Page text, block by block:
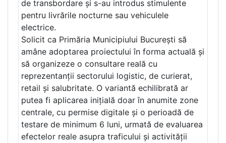
de transbordare și s-au introdus stimulente
pentru livrările nocturne sau vehiculele
electrice.
Solicit ca Primăria Municipiului București să
amâne adoptarea proiectului în forma actuală și
să organizeze o consultare reală cu
reprezentanții sectorului logistic, de curierat,
retail și salubritate. O variantă echilibrată ar
putea fi aplicarea inițială doar în anumite zone
centrale, cu permise digitale și o perioadă de
testare de minimum 6 luni, urmată de evaluarea
efectelor reale asupra traficului și activității